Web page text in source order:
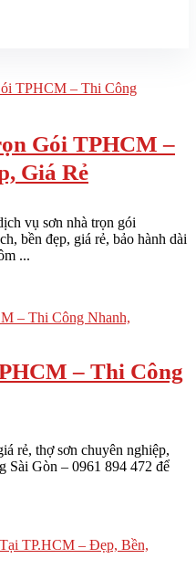
Gói TPHCM –
Giá Rẻ
vụ sơn nhà trọn gói
bền đẹp, giá rẻ, bảo hành dài
...
– Thi Công
rẻ, thợ sơn chuyên nghiệp,
Sài Gòn – 0961 894 472 để